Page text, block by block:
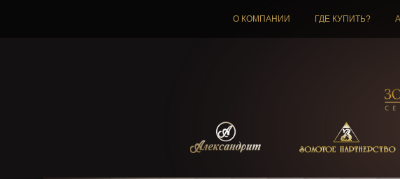
О КОМПАНИИ ГДЕ КУПИТЬ?